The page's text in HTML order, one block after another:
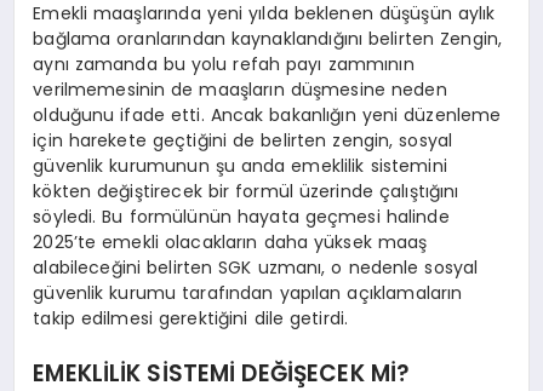
Emekli maaşlarında yeni yılda beklenen düşüşün aylık
bağlama oranlarından kaynaklandığını belirten Zengin,
aynı zamanda bu yolu refah payı zammının
verilmemesinin de maaşların düşmesine neden
olduğunu ifade etti. Ancak bakanlığın yeni düzenleme
için harekete geçtiğini de belirten zengin, sosyal
güvenlik kurumunun şu anda emeklilik sistemini
kökten değiştirecek bir formül üzerinde çalıştığını
söyledi. Bu formülünün hayata geçmesi halinde
2025’te emekli olacakların daha yüksek maaş
alabileceğini belirten SGK uzmanı, o nedenle sosyal
güvenlik kurumu tarafından yapılan açıklamaların
takip edilmesi gerektiğini dile getirdi.
EMEKLİLİK SİSTEMİ DEĞİŞECEK Mİ?